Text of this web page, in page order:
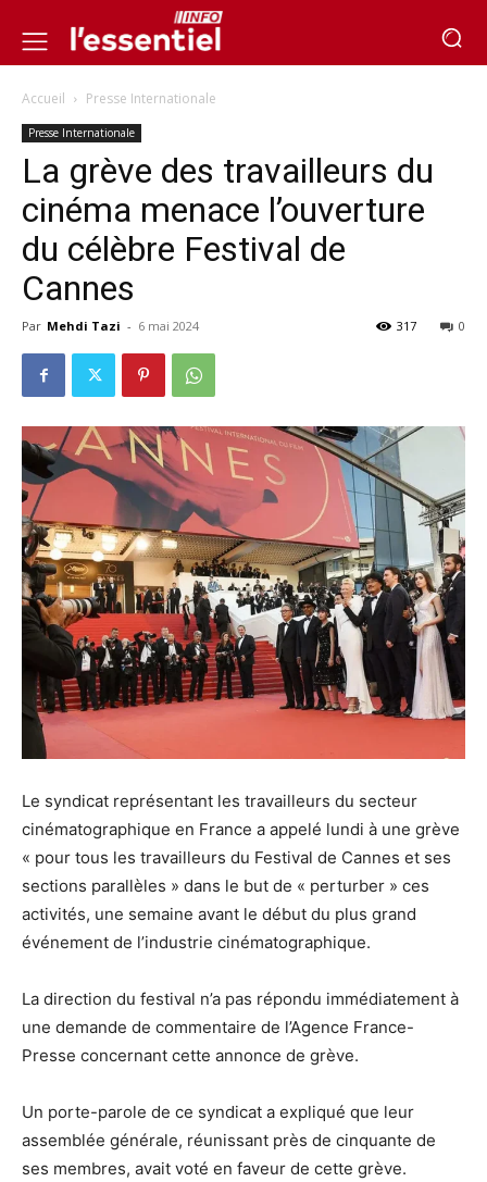
Accueil Presse Internationale
Presse Internationale
La grève des travailleurs du
cinéma menace l’ouverture
du célèbre Festival de
Cannes
Par Mehdi Tazi - 6 mai 2024 0
317
Le syndicat représentant les travailleurs du secteur
cinématographique en France a appelé lundi à une grève
« pour tous les travailleurs du Festival de Cannes et ses
sections parallèles » dans le but de « perturber » ces
activités, une semaine avant le début du plus grand
événement de l’industrie cinématographique.
La direction du festival n’a pas répondu immédiatement à
une demande de commentaire de l’Agence France-
Presse concernant cette annonce de grève.
Un porte-parole de ce syndicat a expliqué que leur
assemblée générale, réunissant près de cinquante de
ses membres, avait voté en faveur de cette grève.